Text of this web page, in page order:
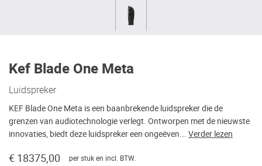
Kef Blade One Meta
Luidspreker
KEF Blade One Meta is een baanbrekende luidspreker die de
grenzen van audiotechnologie verlegt. Ontworpen met de nieuwste
innovaties, biedt deze luidspreker een ongeëven... Verder lezen
€ 18375,00 per stuk en incl. BTW.